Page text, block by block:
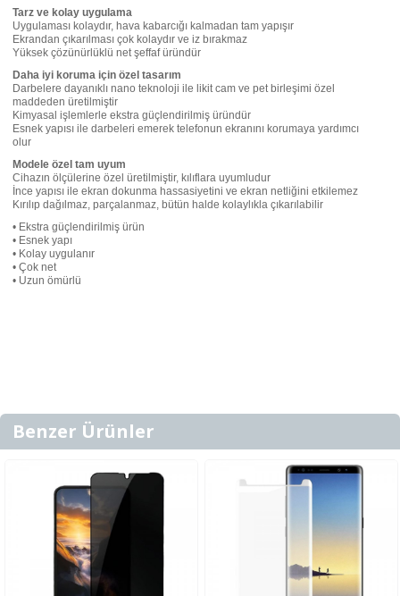
Tarz ve kolay uygulama
Uygulaması kolaydır, hava kabarcığı kalmadan tam yapışır
Ekrandan çıkarılması çok kolaydır ve iz bırakmaz
Yüksek çözünürlüklü net şeffaf üründür
Daha iyi koruma için özel tasarım
Darbelere dayanıklı nano teknoloji ile likit cam ve pet birleşimi özel
maddeden üretilmiştir
Kimyasal işlemlerle ekstra güçlendirilmiş üründür
Esnek yapısı ile darbeleri emerek telefonun ekranını korumaya yardımcı
olur
Modele özel tam uyum
Cihazın ölçülerine özel üretilmiştir, kılıflara uyumludur
İnce yapısı ile ekran dokunma hassasiyetini ve ekran netliğini etkilemez
Kırılıp dağılmaz, parçalanmaz, bütün halde kolaylıkla çıkarılabilir
• Ekstra güçlendirilmiş ürün
• Esnek yapı
• Kolay uygulanır
• Çok net
• Uzun ömürlü
Benzer Ürünler